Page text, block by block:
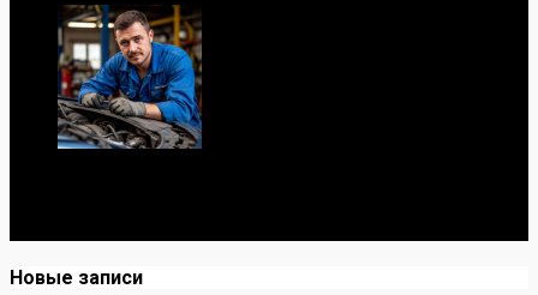
Новые записи